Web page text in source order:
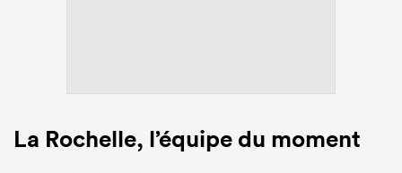
La Rochelle, l’équipe du moment